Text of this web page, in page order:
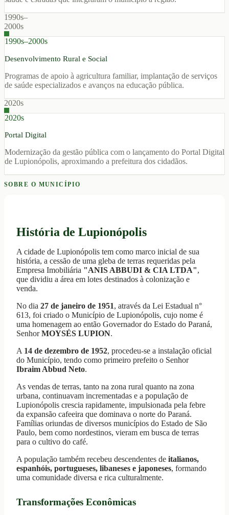
1990s–
2000s
1990s–2000s
Desenvolvimento Rural e Social
Programas de apoio à agricultura familiar, implantação de serviços
de saúde especializados e avanços na educação pública.
2020s
2020s
Portal Digital
Modernização da gestão pública com o lançamento do Portal Digital
de Lupionópolis, aproximando a prefeitura dos cidadãos.
SOBRE O MUNICÍPIO
História de Lupionópolis
A cidade de Lupionópolis tem como marco inicial de sua
história, a cessão de uma gleba de terras requeridas pela
Empresa Imobiliária "ANIS ABBUDI & CIA LTDA",
que dividiu a área em lotes destinados à colonização e
venda.
No dia 27 de janeiro de 1951, através da Lei Estadual n°
613, foi criado o Município de Lupionópolis, cujo nome é
uma homenagem ao então Governador do Estado do Paraná,
SenhorMOYSÉS LUPION.
A 14 de dezembro de 1952, procedeu-se a instalação oficial
do Município, tendo como primeiro prefeito o Senhor
Ibraim Abbud Neto.
As vendas de terras, tanto na zona rural quanto na zona
urbana, continuavam incrementadas e a população de
Lupionópolis crescia rapidamente, impulsionada pela febre
da expansão cafeeira que dominava o norte do Paraná.
Famílias oriundas de diversos municípios do Estado de São
Paulo, bem como nordestinos, vieram em busca de terras
para o cultivo do café.
A população também recebeu descendentes de italianos,
espanhóis, portugueses, libaneses e japoneses, formando
uma comunidade diversa e rica culturalmente.
Transformações Econômicas